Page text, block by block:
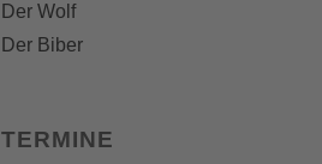
Der Wolf
Der Biber
TERMINE